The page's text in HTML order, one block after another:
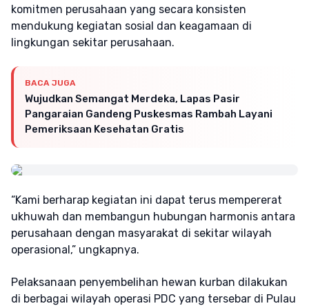
komitmen perusahaan yang secara konsisten
mendukung kegiatan sosial dan keagamaan di
lingkungan sekitar perusahaan.
BACA JUGA
Wujudkan Semangat Merdeka, Lapas Pasir
Pangaraian Gandeng Puskesmas Rambah Layani
Pemeriksaan Kesehatan Gratis
“Kami berharap kegiatan ini dapat terus mempererat
ukhuwah dan membangun hubungan harmonis antara
perusahaan dengan masyarakat di sekitar wilayah
operasional,” ungkapnya.
Pelaksanaan penyembelihan hewan kurban dilakukan
di berbagai wilayah operasi PDC yang tersebar di Pulau